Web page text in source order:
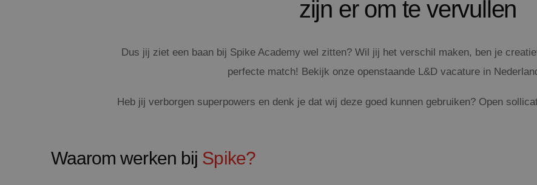
zijn er om te vervullen
Dus jij ziet een baan bij Spike Academy wel zitten? Wil jij het verschil maken, ben je
perfecte match! Bekijk onze openstaande L&D vacature in
Heb jij verborgen superpowers en denk je dat wij deze goed kunnen gebruiken? Open
Waarom werken bij Spike?